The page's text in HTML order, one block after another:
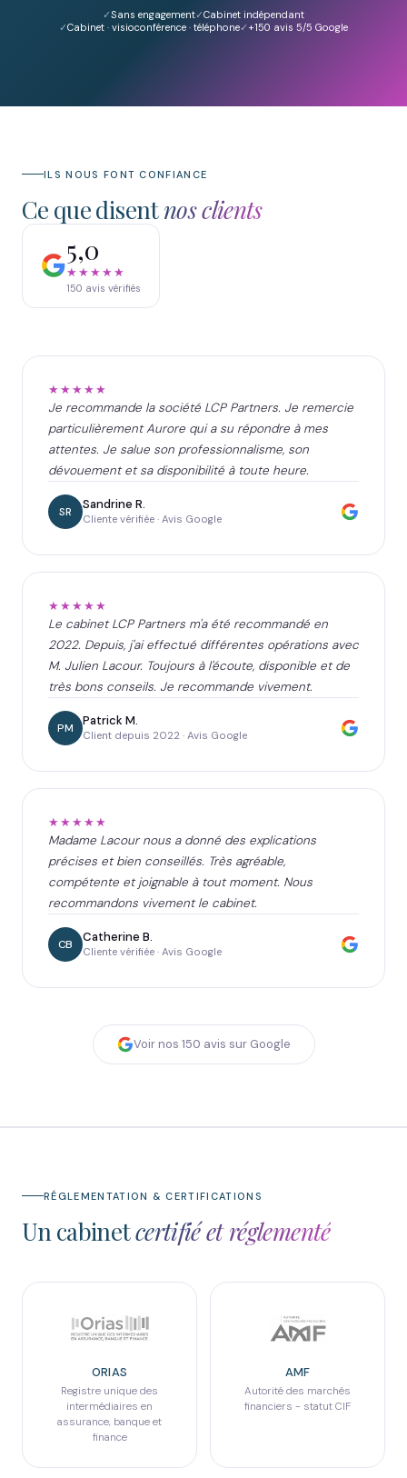
Sans engagement
Cabinet indépendant
Cabinet · visioconférence · téléphone
+150 avis 5/5 Google
ILS NOUS FONT CONFIANCE
Ce que disentnos clients
5,0
★★★★★
150 avis vérifiés
★★★★★
Je recommande la société LCP Partners. Je remercie
particulièrement Aurore qui a su répondre à mes
attentes. Je salue son professionnalisme, son
dévouement et sa disponibilité à toute heure.
SR Sandrine R.
Cliente vérifiée · Avis Google
★★★★★
Le cabinet LCP Partners m'a été recommandé en
2022. Depuis, j'ai effectué différentes opérations avec
M. Julien Lacour. Toujours à l'écoute, disponible et de
très bons conseils. Je recommande vivement.
PM Patrick M.
Client depuis 2022 · Avis Google
★★★★★
Madame Lacour nous a donné des explications
précises et bien conseillés. Très agréable,
compétente et joignable à tout moment. Nous
recommandons vivement le cabinet.
CB Catherine B.
Cliente vérifiée · Avis Google
Voir nos 150 avis sur Google
RÉGLEMENTATION & CERTIFICATIONS
Un cabinetcertifié et réglementé
ORIAS
Registre unique des
intermédiaires en
assurance, banque et
finance
AMF
Autorité des marchés
financiers - statut CIF